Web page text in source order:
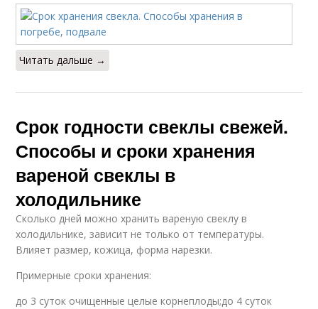
Читать дальше →
Срок годности свеклы свежей.
Способы и сроки хранения
вареной свеклы в
холодильнике
Сколько дней можно хранить вареную свеклу в
холодильнике, зависит не только от температуры.
Влияет размер, кожица, форма нарезки.
Примерные сроки хранения:
до 3 суток очищенные целые корнеплоды;до 4 суток